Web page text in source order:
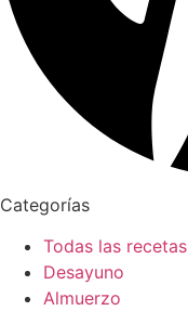
Categorías
Todas las recetas
Desayuno
Almuerzo